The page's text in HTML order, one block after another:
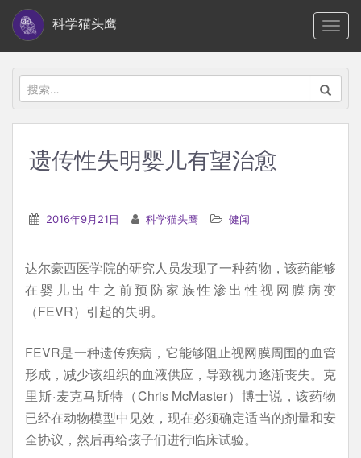
i
科学猫头鹰
搜
索：
遗传性失明婴儿有望治愈
2016年9月21日 科学猫头鹰 健闻
达尔豪西医学院的研究人员发现了一种药物，该药能够
在婴儿出生之前预防家族性渗出性视网膜病变
（FEVR）引起的失明。
FEVR是一种遗传疾病，它能够阻止视网膜周围的血管
形成，减少该组织的血液供应，导致视力逐渐丧失。克
里斯·麦克马斯特（Chris McMaster）博士说，该药物
已经在动物模型中见效，现在必须确定适当的剂量和安
全协议，然后再给孩子们进行临床试验。